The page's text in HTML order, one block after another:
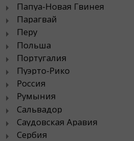
Папуа-Новая Гвинея
Парагвай
Перу
Польша
Португалия
Пуэрто-Рико
Россия
Румыния
Сальвадор
Саудовская Аравия
Сербия